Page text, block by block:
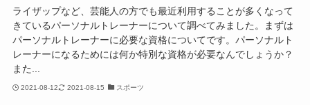
ライザップなど、芸能人の方でも最近利用することが多くなって
きているパーソナルトレーナーについて調べてみました。まずは
パーソナルトレーナーに必要な資格についてです。パーソナルト
レーナーになるためには何か特別な資格が必要なんでしょうか？
また...
2021-08-12 2021-08-15 スポーツ